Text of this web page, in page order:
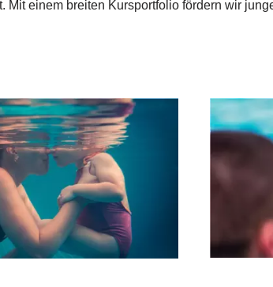
einem breiten Kursportfolio fördern wir